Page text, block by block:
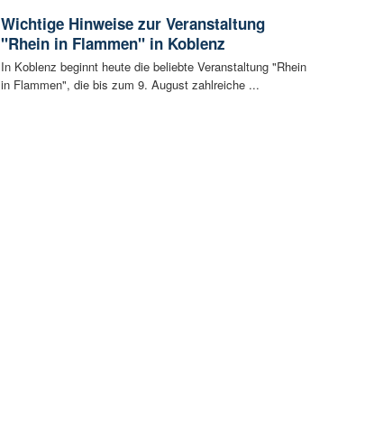
Wichtige Hinweise zur Veranstaltung
"Rhein in Flammen" in Koblenz
In Koblenz beginnt heute die beliebte Veranstaltung "Rhein
in Flammen", die bis zum 9. August zahlreiche ...